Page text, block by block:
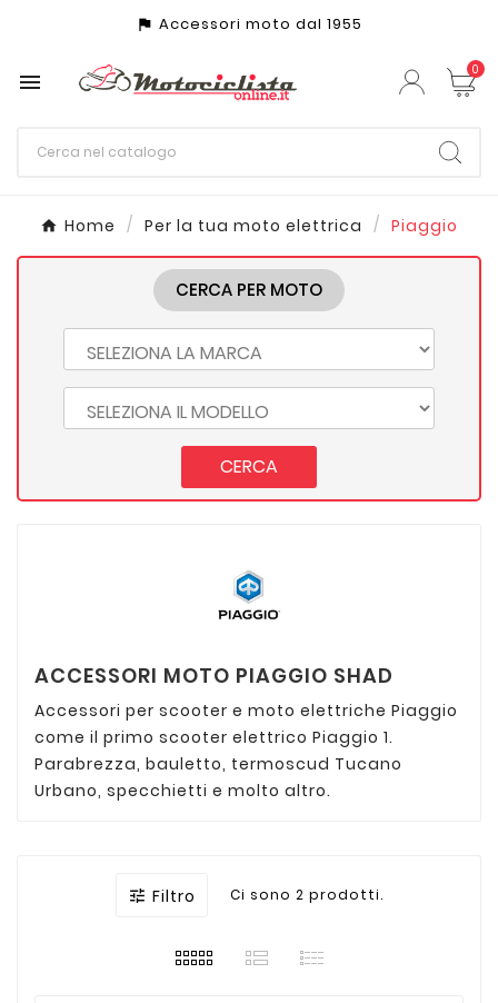
assistant_photo Accessori moto dal 1955
 0
Home Per la tua moto elettrica Piaggio
CERCA PER MOTO
CERCA
ACCESSORI MOTO PIAGGIO SHAD
Accessori per scooter e moto elettriche Piaggio
come il primo scooter elettrico Piaggio 1.
Parabrezza, bauletto, termoscud Tucano
Urbano, specchietti e molto altro.
 Filtro Ci sono 2 prodotti.